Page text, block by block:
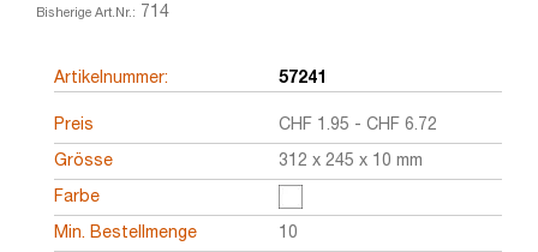
Bisherige Art.Nr.: 714
Artikelnummer: 57241
Preis CHF 1.95 - CHF 6.72
Grösse 312 x 245 x 10 mm
Farbe
Min. Bestellmenge 10